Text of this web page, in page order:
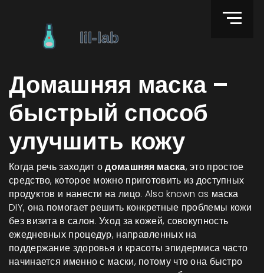
Домашняя маска –
быстрый способ
улучшить кожу
Когда речь заходит одомашняя маска,это простое
средство, которое можно приготовить из доступных
продуктов и нанести на лицо. Also known as маска
DIY, она помогает решить конкретные проблемы кожи
без визита в салон.Уход за кожей, совокупность
ежедневных процедур, направленных на
поддержание здоровья и красоты эпидермиса часто
начинается именно с маски, потому что она быстро